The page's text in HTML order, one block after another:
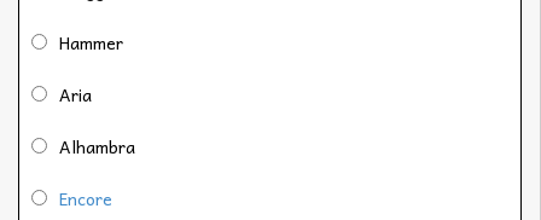
Hammer
Aria
Alhambra
Encore